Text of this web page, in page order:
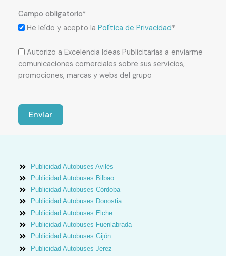
Campo obligatorio*
He leído y acepto la Política de Privacidad*
Autorizo a Excelencia Ideas Publicitarias a enviarme
comunicaciones comerciales sobre sus servicios,
promociones, marcas y webs del grupo
Enviar
Publicidad Autobuses Avilés
Publicidad Autobuses Bilbao
Publicidad Autobuses Córdoba
Publicidad Autobuses Donostia
Publicidad Autobuses Elche
Publicidad Autobuses Fuenlabrada
Publicidad Autobuses Gijón
Publicidad Autobuses Jerez